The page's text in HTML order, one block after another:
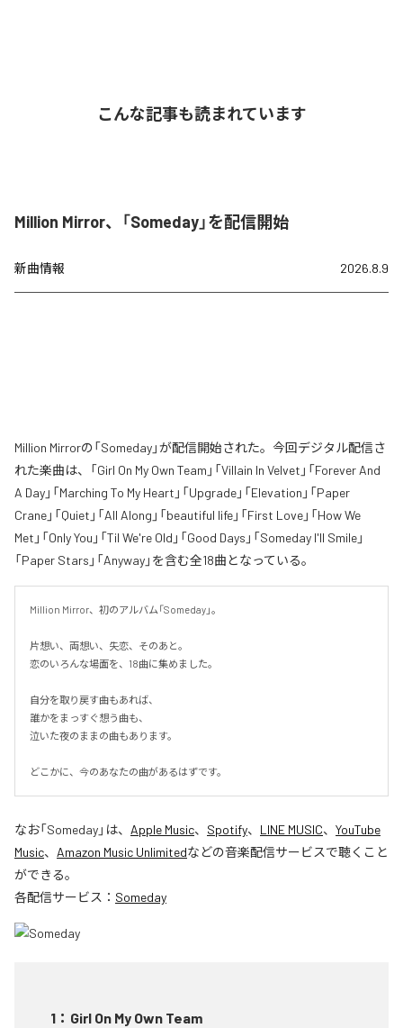
こんな記事も読まれています
Million Mirror、「Someday」を配信開始
新曲情報 2026.8.9
Million Mirrorの「Someday」が配信開始された。今回デジタル配信さ
れた楽曲は、「Girl On My Own Team」「Villain In Velvet」「Forever And
A Day」「Marching To My Heart」「Upgrade」「Elevation」「Paper
Crane」「Quiet」「All Along」「beautiful life」「First Love」「How We
Met」「Only You」「Til We're Old」「Good Days」「Someday I'll Smile」
「Paper Stars」「Anyway」を含む全18曲となっている。
Million Mirror、初のアルバム「Someday」。
片想い、両想い、失恋、そのあと。
恋のいろんな場面を、18曲に集めました。
自分を取り戻す曲もあれば、
誰かをまっすぐ想う曲も、
泣いた夜のままの曲もあります。
どこかに、今のあなたの曲があるはずです。
なお「Someday」は、 Apple Music、 Spotify、 LINE MUSIC、 YouTube
Music、 Amazon Music Unlimitedなどの音楽配信サービスで聴くこと
ができる。
各配信サービス： Someday
1 ： Girl On My Own Team